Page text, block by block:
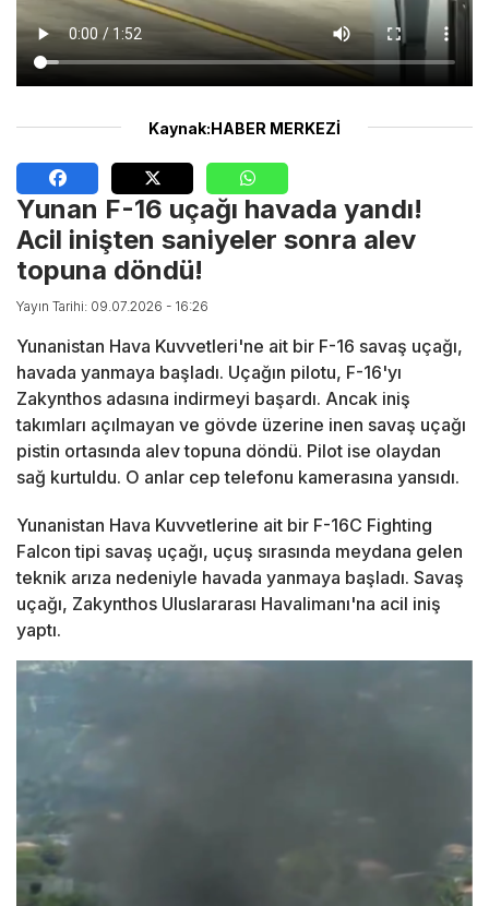
Kaynak:HABER MERKEZİ
Yunan F-16 uçağı havada yandı!
Acil inişten saniyeler sonra alev
topuna döndü!
Yayın Tarihi: 09.07.2026 - 16:26
Yunanistan Hava Kuvvetleri'ne ait bir F-16 savaş uçağı,
havada yanmaya başladı. Uçağın pilotu, F-16'yı
Zakynthos adasına indirmeyi başardı. Ancak iniş
takımları açılmayan ve gövde üzerine inen savaş uçağı
pistin ortasında alev topuna döndü. Pilot ise olaydan
sağ kurtuldu. O anlar cep telefonu kamerasına yansıdı.
Yunanistan Hava Kuvvetlerine ait bir F-16C Fighting
Falcon tipi savaş uçağı, uçuş sırasında meydana gelen
teknik arıza nedeniyle havada yanmaya başladı. Savaş
uçağı, Zakynthos Uluslararası Havalimanı'na acil iniş
yaptı.